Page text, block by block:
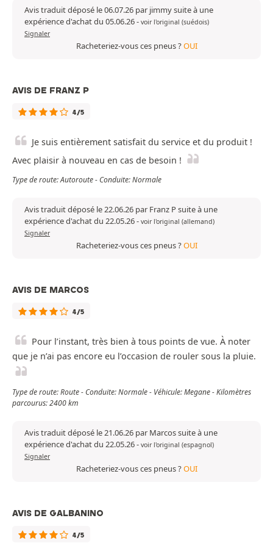
Avis traduit déposé le 06.07.26 par jimmy suite à une
expérience d'achat du 05.06.26- voir l'original (suédois)
Signaler
Racheteriez-vous ces pneus ?OUI
AVIS DE FRANZ P
4/5
Je suis entièrement satisfait du service et du produit !
Avec plaisir à nouveau en cas de besoin !
Type de route: Autoroute - Conduite: Normale
Avis traduit déposé le 22.06.26 par Franz P suite à une
expérience d'achat du 22.05.26- voir l'original (allemand)
Signaler
Racheteriez-vous ces pneus ?OUI
AVIS DE MARCOS
4/5
Pour l’instant, très bien à tous points de vue. À noter
que je n’ai pas encore eu l’occasion de rouler sous la pluie.
Type de route: Route - Conduite: Normale - Véhicule: Megane - Kilomètres
parcourus: 2400 km
Avis traduit déposé le 21.06.26 par Marcos suite à une
expérience d'achat du 22.05.26- voir l'original (espagnol)
Signaler
Racheteriez-vous ces pneus ?OUI
AVIS DE GALBANINO
4/5